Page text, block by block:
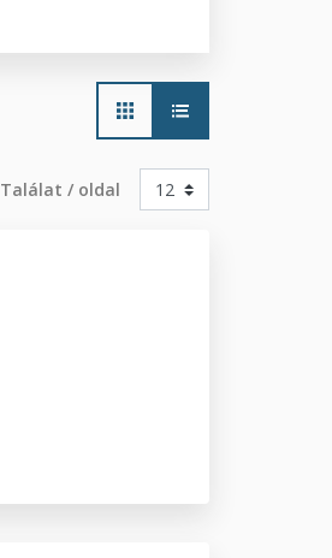
Main
navigation
Találat / oldal